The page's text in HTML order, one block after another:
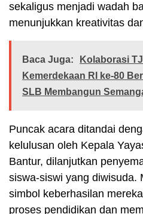
sekaligus menjadi wadah
menunjukkan kreativitas
Baca Juga:
Kolaborasi
Kemerdekaan RI ke-80
SLB Membangun
Puncak acara ditandai
kelulusan oleh Kepala
Bantur, dilanjutkan
siswa-siswi yang diwisuda.
simbol keberhasilan
proses pendidikan dan